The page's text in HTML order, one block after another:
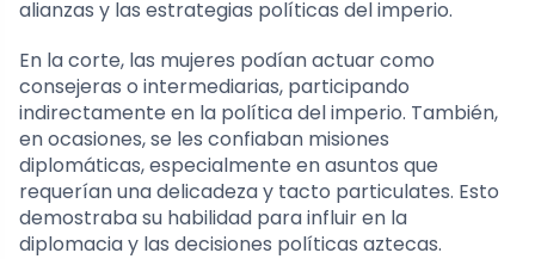
alianzas y las estrategias políticas del imperio.
En la corte, las mujeres podían actuar como
consejeras o intermediarias, participando
indirectamente en la política del imperio. También,
en ocasiones, se les confiaban misiones
diplomáticas, especialmente en asuntos que
requerían una delicadeza y tacto particulates. Esto
demostraba su habilidad para influir en la
diplomacia y las decisiones políticas aztecas.